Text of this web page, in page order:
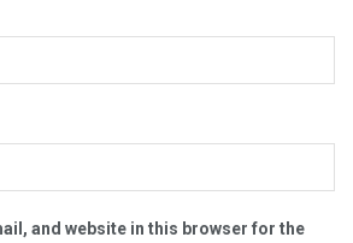
and website in this browser for the